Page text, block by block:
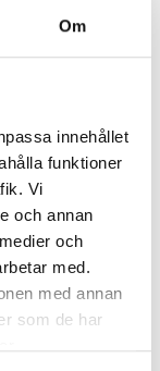
Om
innehållet
funktioner
Vi
och annan
och
med.
med annan
som de har